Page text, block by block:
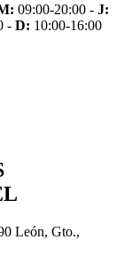
09:00-20:00 - J:
- D: 10:00-16:00
León, Gto.,